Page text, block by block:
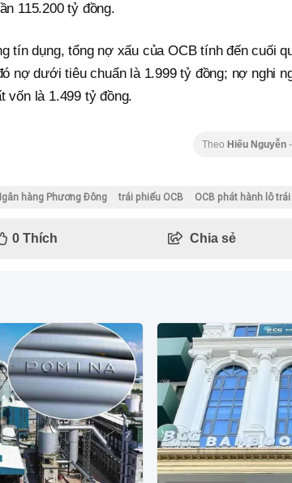
115.200 tỷ đồng.
tín dụng, tổng nợ xấu của OCB tính đến cuối
nợ dưới tiêu chuẩn là 1.999 tỷ đồng; nợ nghi
vốn là 1.499 tỷ đồng.
Theo Hiếu Nguyễn -
hàng Phương Đông trái phiếu OCB OCB phát hành lô
0Thích Chia sẻ